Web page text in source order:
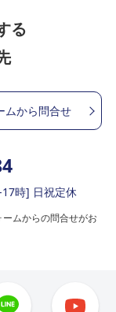
る
ムから問合せ
時] 日祝定休
ムからの問合せがお